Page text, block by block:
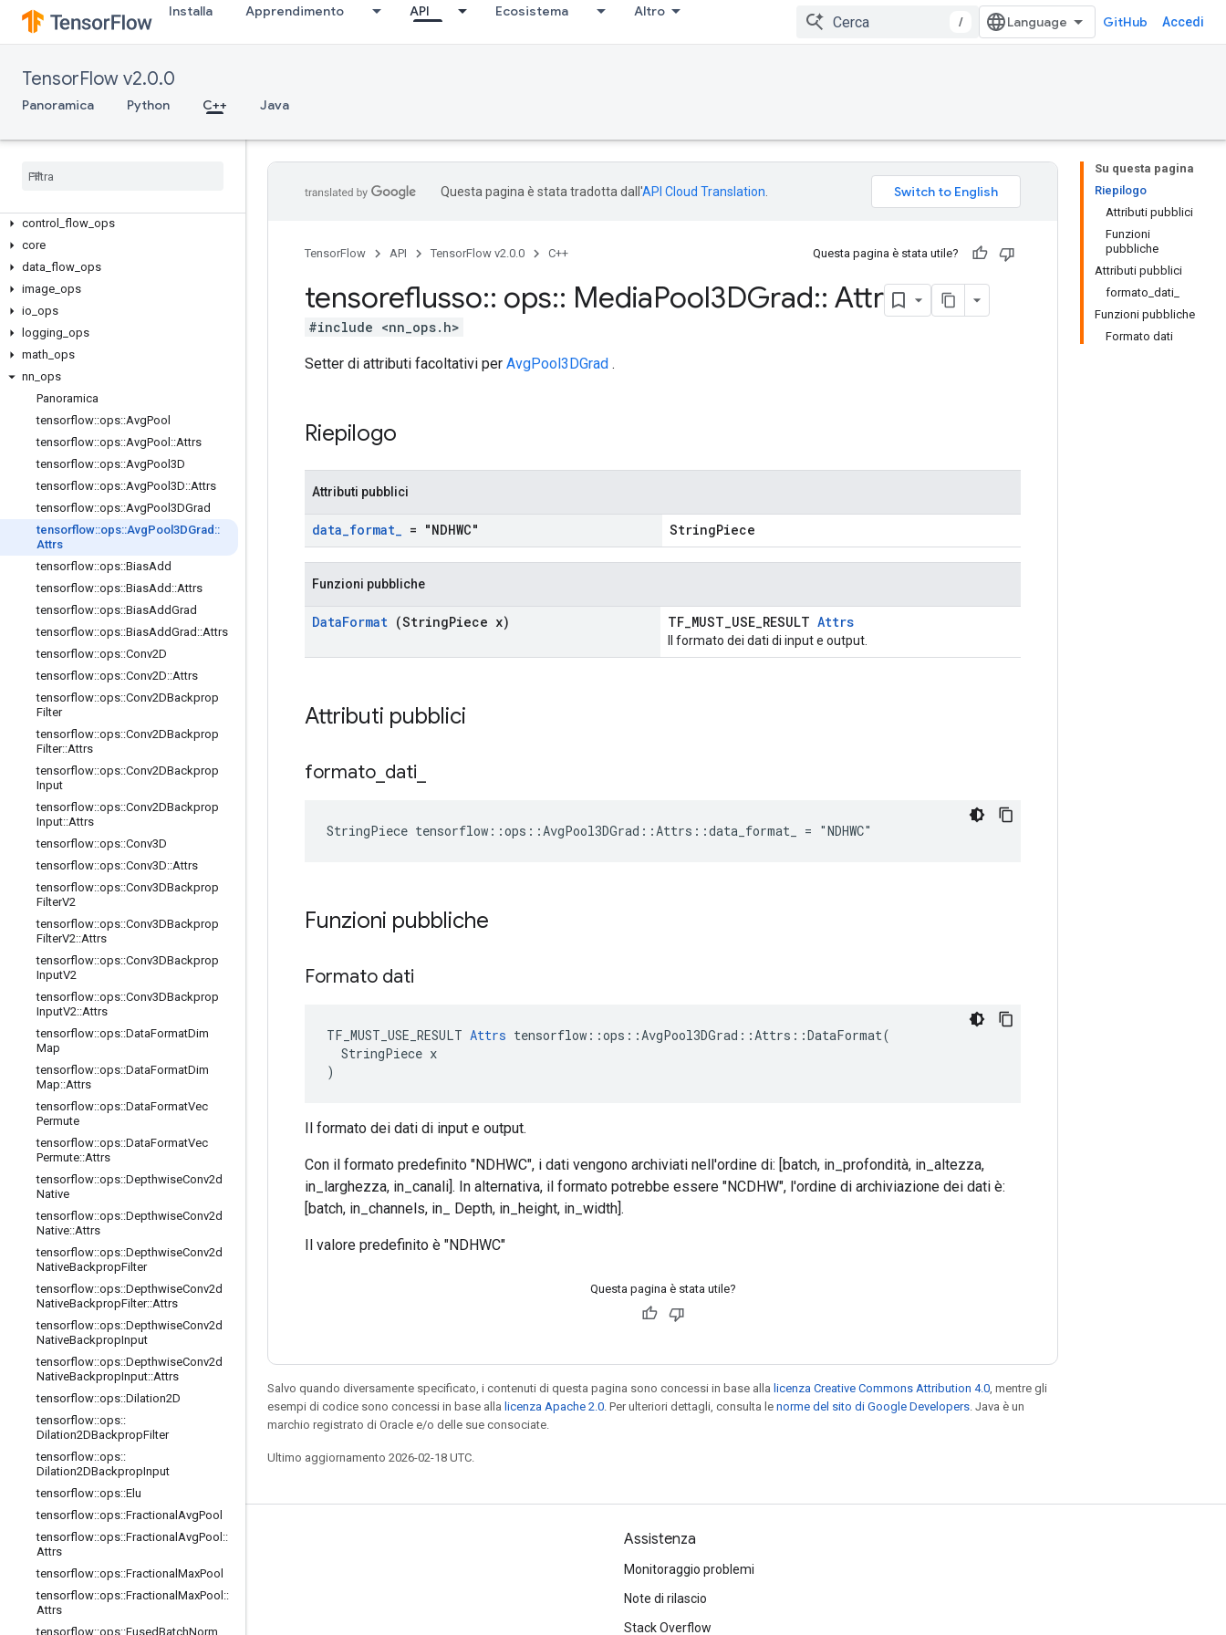
Installa Apprendimento API Ecosistema Altro
/ GitHub Accedi
TensorFlow v2.0.0
Panoramica Python C++ Java
array_
control
flow ops
core
data flow ops
image ops
io ops
logging ops
math ops
nn ops
Panoramica
tensorflow::ops::AvgPool
tensorflow::ops::AvgPool ::Attrs
tensorflow::ops::AvgPool3D
tensorflow::ops::AvgPool3D::Attrs
tensorflow::ops::AvgPool3DGrad
tensorflow::ops::AvgPool3DGrad ::
Attrs
tensorflow::ops::BiasAdd
tensorflow::ops::BiasAdd ::Attrs
tensorflow::ops::BiasAddGrad
tensorflow::ops::BiasAddGrad ::Attrs
tensorflow::ops::Conv2D
tensorflow::ops::Conv2D::Attrs
tensorflow::ops::Conv2DBackprop
Filter
tensorflow::ops::Conv2DBackprop
Filter::Attrs
tensorflow::ops::Conv2DBackprop
Input
tensorflow::ops::Conv2DBackprop
Input::Attrs
tensorflow::ops::Conv3D
tensorflow::ops::Conv3D::Attrs
tensorflow::ops::Conv3DBackprop
FilterV2
tensorflow::ops::Conv3DBackprop
FilterV2::Attrs
tensorflow::ops::Conv3DBackprop
InputV2
tensorflow::ops::Conv3DBackprop
InputV2::Attrs
tensorflow::ops::DataFormatDim
Map
tensorflow::ops::DataFormatDim
Map::Attrs
tensorflow::ops::DataFormatVec
Permute
tensorflow::ops::DataFormatVec
Permute::Attrs
tensorflow::ops::DepthwiseConv2d
Native
tensorflow::ops::DepthwiseConv2d
Native::Attrs
tensorflow::ops::DepthwiseConv2d
NativeBackpropFilter
tensorflow::ops::DepthwiseConv2d
NativeBackpropFilter::Attrs
tensorflow::ops::DepthwiseConv2d
NativeBackpropInput
tensorflow::ops::DepthwiseConv2d
NativeBackpropInput::Attrs
tensorflow::ops::Dilation2D
tensorflow::ops::
Dilation2DBackpropFilter
tensorflow::ops::
Dilation2DBackpropInput
tensorflow::ops::Elu
tensorflow::ops::Fractional AvgPool
tensorflow::ops::Fractional AvgPool ::
Attrs
tensorflow::ops::Fractional MaxPool
tensorflow::ops::Fractional MaxPool ::
Attrs
tensorflow::ops::FusedBatchNorm
Su questa pagina
Riepilogo
Attributi pubblici
Funzioni
pubbliche
Attributi pubblici
formato_dati_
Funzioni pubbliche
Formato dati
Questa pagina è stata tradotta dall'API Cloud Translation
TensorFlow API TensorFlow v2.0.0 C++ Questa pagina è stata utile?
tensoreflusso:: ops:: MediaPool3DGrad:: Attr
#include <nn_ops.h>
Setter di attributi facoltativi per AvgPool3DGrad .
Riepilogo
Attributi pubblici
data_format_ = "NDHWC" StringPiece
Funzioni pubbliche
DataFormat (StringPiece x) TF_MUST_USE_RESULT Attrs
Il formato dei dati di input e output.
Attributi pubblici
formato dati
StringPiece tensorflow::ops::AvgPool3DGrad::Attrs::data_format_ = "NDHWC"
Funzioni pubbliche
Formato dati
TF_MUST_USE_RESULT Attrs tensorflow::ops::AvgPool3DGrad::Attrs::DataFormat(
  StringPiece x
)
Il formato dei dati di input e output.
Con il formato predefinito "NDHWC", i dati vengono archiviati nell'ordine di: [batch, in_profondità, in_altezza,
in_larghezza, in_canali]. In alternativa, il formato potrebbe essere "NCDHW", l'ordine di archiviazione dei dati è:
[batch, in_channels, in_ Depth, in_height, in_width].
Il valore predefinito è "NDHWC"
Questa pagina è stata utile?
Salvo quando diversamente specificato, i contenuti di questa pagina sono concessi in base alla licenza Creative Commons Attribution 4.0 , mentre gli
esempi di codice sono concessi in base alla licenza Apache 2.0 . Per ulteriori dettagli, consulta le norme del sito di Google Developers . Java è un
marchio registrato di Oracle e/o delle sue consociate.
Ultimo aggiornamento 2026-02-18 UTC.
Resta connesso
Blog
Forum
GitHub
Assistenza
Monitoraggio problemi
Note di rilascio
Stack Overflow